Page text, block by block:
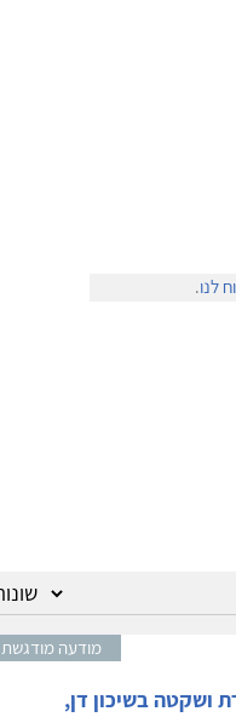
לנו.
מודעה מודגשת
ושקטה בשיכון דן,